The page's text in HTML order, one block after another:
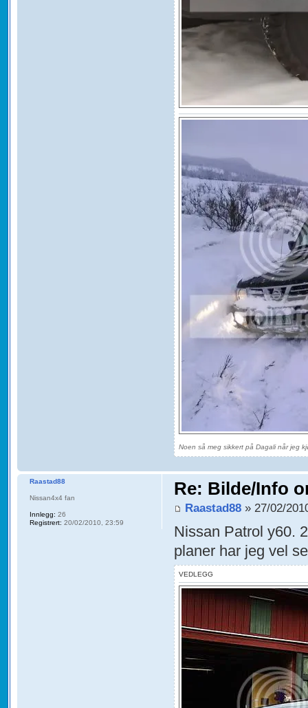
Noen så meg sikkert på Dagali når jeg
Re: Bilde/Info
Raastad88 » 27/02/
Nissan Patrol y60.
planer har jeg vel
VEDLEGG
Raastad88
Nissan4x4 fan
Innlegg: 26
Registrert: 20/02/2010, 23:59